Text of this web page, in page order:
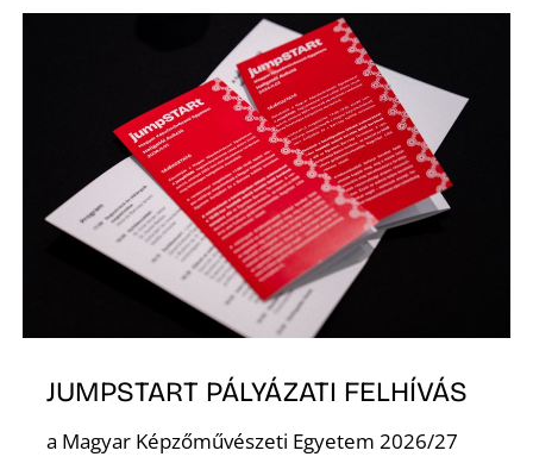
JUMPSTART PÁLYÁZATI FELHÍVÁS
a Magyar Képzőművészeti Egyetem 2026/27